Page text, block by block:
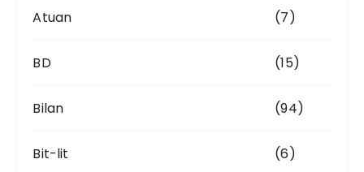
Atuan (7)
BD (15)
Bilan (94)
Bit-lit (6)